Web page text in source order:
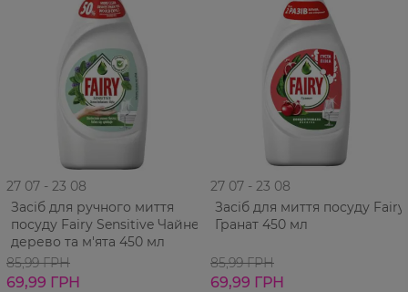
27 07 - 23 08
Засіб для ручного миття
посуду Fairy Sensitive Чайне
дерево та м'ята 450 мл
85,99 ГРН
69,99 ГРН
27 07 - 23 08
Засіб для миття посуду Fairy
Гранат 450 мл
85,99 ГРН
69,99 ГРН